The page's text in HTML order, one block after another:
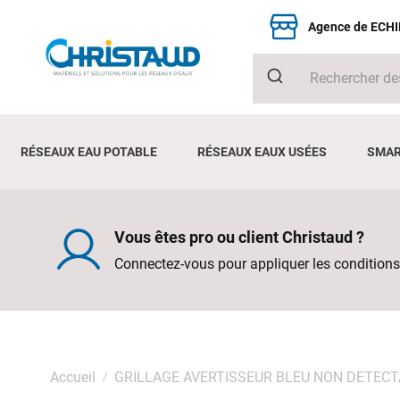
Agence de
RÉSEAUX EAU POTABLE RÉSEAUX EAUX USÉES
Vous êtes pro ou client Christaud ?
Connectez-vous pour appliquer les
Accueil GRILLAGE AVERTISSEUR BLEU NON